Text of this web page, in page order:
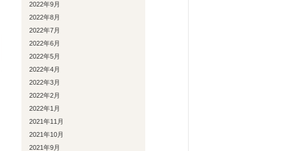
2022年9月
2022年8月
2022年7月
2022年6月
2022年5月
2022年4月
2022年3月
2022年2月
2022年1月
2021年11月
2021年10月
2021年9月